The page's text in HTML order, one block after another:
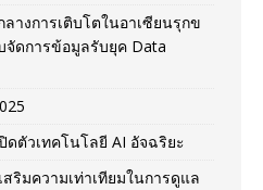
างการเติบโตในอาเซียนรุกข
ดการข้อมูลรับยุค Data
ดตัวเทคโนโลยี AI อัจฉริยะ
สริมความเท่าเทียมในการดูแล